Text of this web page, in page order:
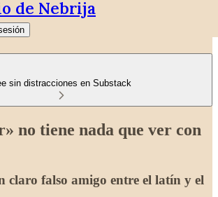
de Nebrija
sin distracciones en Substack
no tiene nada que ver con
claro falso amigo entre el latín y el